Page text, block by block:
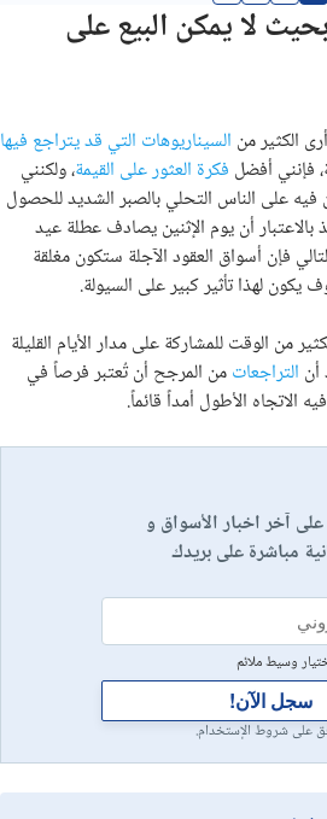
لا يمكن البيع على
الكثير من السيناريوهات التي قد يتراجع فيها
فإنني أفضل فكرة العثور على القيمة، ولكنني
فيه على الناس التحلي بالصبر الشديد للحصول
أن يوم الإثنين يصادف عطلة عيد
فإن أسواق العقود الآجلة ستكون مغلقة
لهذا تأثير كبير على السيولة.
من الوقت للمشاركة على مدار الأيام القليلة
أن التراجعاتمن المرجح أن تُعتبر فرصاً في
الاتجاه الأطول أمداً قائماً.
آخر اخبار الأسواق و
مباشرة على بريدك
وسيط ملائم
سجل الآن!
على شروط الإستخدام.